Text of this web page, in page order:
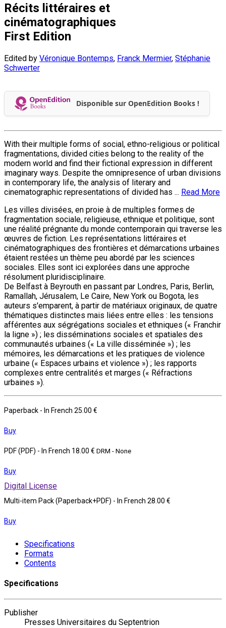
Récits littéraires et
cinématographiques
First Edition
Edited by Véronique Bontemps, Franck Mermier, Stéphanie
Schwerter
Disponible sur OpenEdition Books !
With their multiple forms of social, ethno-religious or political
fragmentations, divided cities belong to the reality of the
modern world and find their fictional expression in different
imaginary ways. Despite the omnipresence of urban divisions
in contemporary life, the analysis of literary and
cinematographic representations of divided has ... Read More
Les villes divisées, en proie à de multiples formes de
fragmentation sociale, religieuse, ethnique et politique, sont
une réalité prégnante du monde contemporain qui traverse les
œuvres de fiction. Les représentations littéraires et
cinématographiques des frontières et démarcations urbaines
étaient restées un thème peu abordé par les sciences
sociales. Elles sont ici explorées dans une approche
résolument pluridisciplinaire.
De Belfast à Beyrouth en passant par Londres, Paris, Berlin,
Ramallah, Jérusalem, Le Caire, New York ou Bogota, les
auteurs s'emparent, à partir de matériaux originaux, de quatre
thématiques distinctes mais liées entre elles : les tensions
afférentes aux ségrégations sociales et ethniques (« Franchir
la ligne ») ; les disséminations sociales et spatiales des
communautés urbaines (« La ville disséminée ») ; les
mémoires, les démarcations et les pratiques de violence
urbaine (« Espaces urbains et violence ») ; les rapports
complexes entre centralités et marges (« Réfractions
urbaines »).
Paperback - In French 25.00 €
Buy
PDF (PDF) - In French 18.00 € DRM - None
Buy
Digital License
Multi-item Pack (Paperback+PDF) - In French 28.00 €
Buy
Specifications
Formats
Contents
Specifications
Publisher
Presses Universitaires du Septentrion